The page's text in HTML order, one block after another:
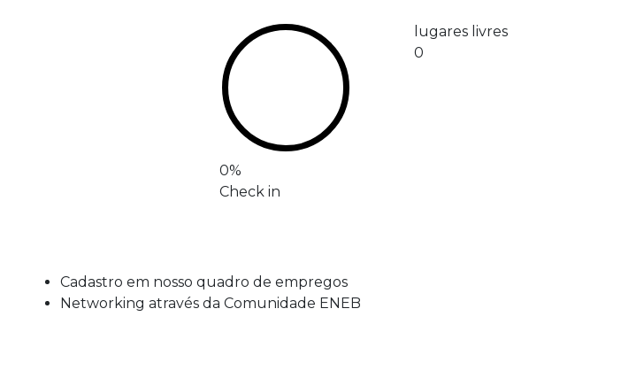
0%
Check in
lugares livres
0
Cadastro em nosso quadro de empregos
Networking através da Comunidade ENEB